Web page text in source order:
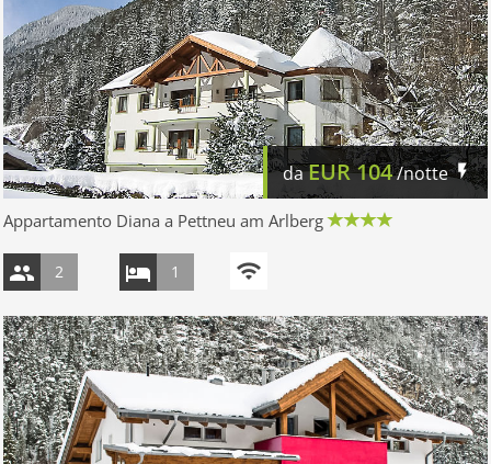
daEUR104/notte
Appartamento Diana a Pettneu am Arlberg
2 1